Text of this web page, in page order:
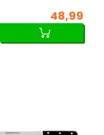
48,99